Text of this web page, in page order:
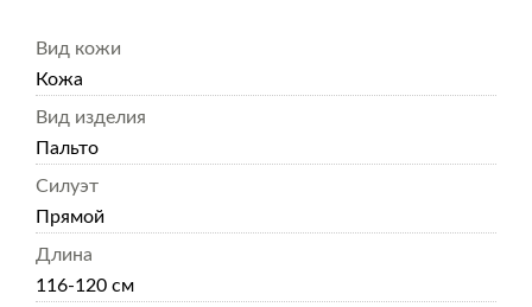
Вид кожи
Кожа
Вид изделия
Пальто
Силуэт
Прямой
Длина
116-120 см